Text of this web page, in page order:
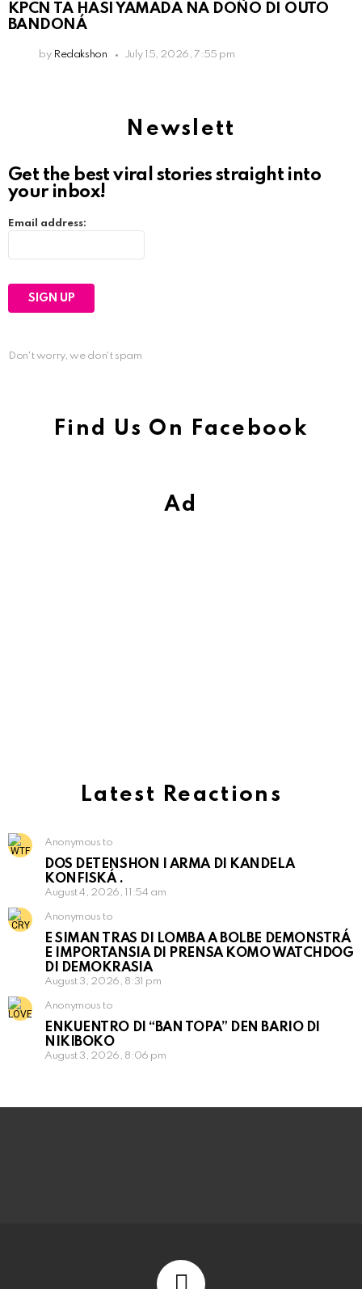
KPCN TA HASI YAMADA NA DOÑO DI OUTO
BANDONÁ
by Redakshon July 15, 2026, 7:55 pm
Newslett
Get the best viral stories straight into
your inbox!
Email address:
Don't worry, we don't spam
Find Us On Facebook
Ad
Latest Reactions
Anonymous to
DOS DETENSHON I ARMA DI KANDELA
KONFISKÁ .
August 4, 2026, 11:54 am
Anonymous to
E SIMAN TRAS DI LOMBA A BOLBE DEMONSTRÁ
E IMPORTANSIA DI PRENSA KOMO WATCHDOG
DI DEMOKRASIA
August 3, 2026, 8:31 pm
Anonymous to
ENKUENTRO DI “BAN TOPA” DEN BARIO DI
NIKIBOKO
August 3, 2026, 8:06 pm